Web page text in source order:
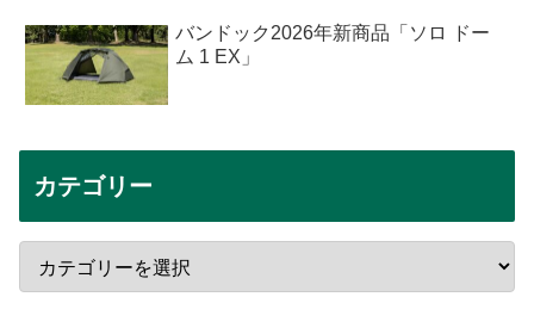
バンドック2026年新商品「ソロ ドー
ム 1 EX」
カテゴリー